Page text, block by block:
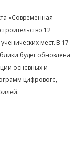
«Современная
12
мест. В 17
будет обновлена
основных и
цифрового,